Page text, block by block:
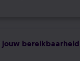
jouw bereikbaarheid